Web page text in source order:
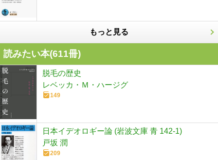
もっと見る
読みたい本(611冊)
脱毛の歴史
レベッカ・Ｍ・ハージグ
149
日本イデオロギー論 (岩波文庫 青 142-1)
戸坂 潤
209